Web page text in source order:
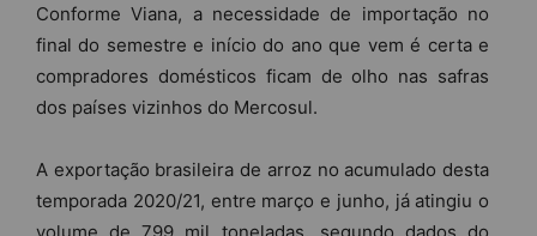
Conforme Viana, a necessidade de importação no
final do semestre e início do ano que vem é certa e
compradores domésticos ficam de olho nas safras
dos países vizinhos do Mercosul.
A exportação brasileira de arroz no acumulado desta
temporada 2020/21, entre março e junho, já atingiu o
volume de 799 mil toneladas, segundo dados do